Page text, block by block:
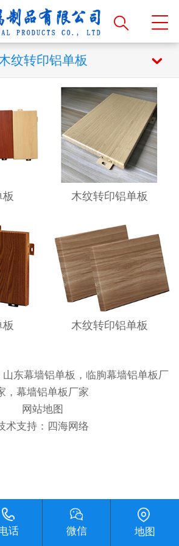
纹转印铝单板
木纹转印铝单板
木纹转印铝单板
东幕墙铝单板，临朐幕墙铝单板厂
，幕墙铝单板厂家
网站地图
术支持： 四海网络
话 微信 地图